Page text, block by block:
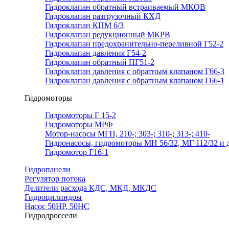
Гидроклапан обратный встраиваемый МКОВ
Гидроклапан разгрузочный КХД
Гидроклапан КПМ 6/3
Гидроклапан редукционный МКРВ
Гидроклапан предохранительно-переливной Г52-2
Гидроклапан давления Г54-2
Гидроклапан обратный ПГ51-2
Гидроклапан давления с обратным клапаном Г66-3
Гидроклапан давления с обратным клапаном Г66-1
Гидромоторы
Гидромоторы Г 15-2
Гидромоторы МРФ
Мотор-насосы МГП, 210-; 303-; 310-; 313-; 410-
Гидронасосы, гидромоторы МН 56/32, МГ 112/32 и
Гидромотор Г16-1
Гидропанели
Регулятор потока
Делители расхода КДС, МКД, МКДС
Гидроцилиндры
Насос 50НР, 50НС
Гидродроссели